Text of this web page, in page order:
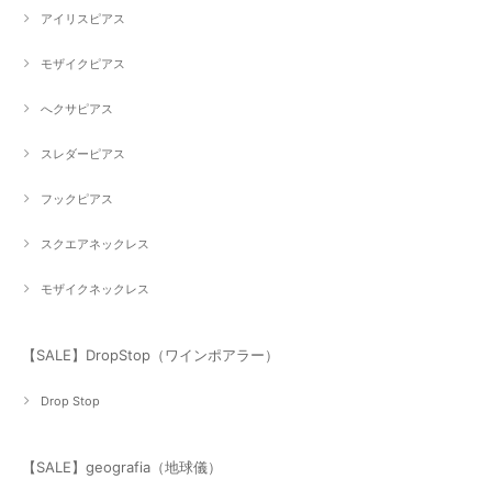
アイリスピアス
モザイクピアス
へクサピアス
スレダーピアス
フックピアス
スクエアネックレス
モザイクネックレス
【SALE】DropStop（ワインポアラー）
Drop Stop
【SALE】geografia（地球儀）